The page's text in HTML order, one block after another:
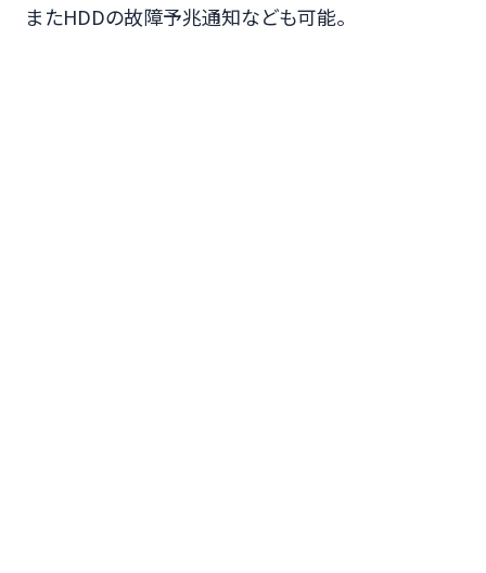
またHDDの故障予兆通知なども可能。